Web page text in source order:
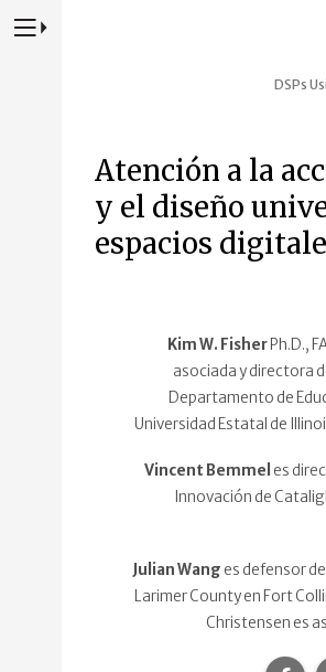
Presione para alternar la navegación principal del
DSPs
Atención a la
y el diseño
espacios
Kim W. Fisher Ph.D.,
asociada y directora
Departamento de
Universidad Estatal de
Vincent Bemmel es
Innovación de
Julian Wang es defensor
Larimer County en Fort
Christensen es